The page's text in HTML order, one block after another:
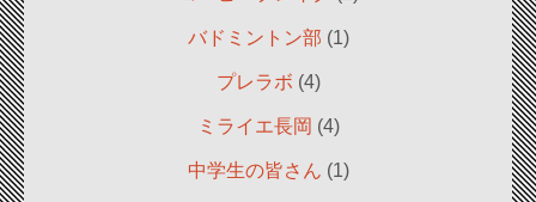
バドミントン部 (1)
プレラボ (4)
ミライエ長岡 (4)
中学生の皆さん (1)